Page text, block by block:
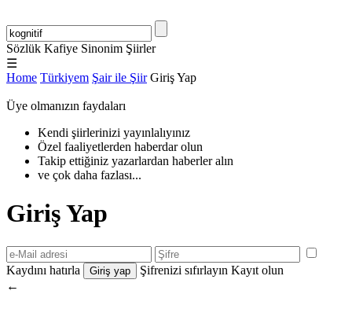
Sözlük Kafiye Sinonim Şiirler
☰
Home Türkiyem Şair ile Şiir Giriş Yap
Üye olmanızın faydaları
Kendi şiirlerinizi yayınlalıyınız
Özel faaliyetlerden haberdar olun
Takip ettiğiniz yazarlardan haberler alın
ve çok daha fazlası...
Giriş Yap
Kaydını hatırla Şifrenizi sıfırlayın Kayıt olun
←